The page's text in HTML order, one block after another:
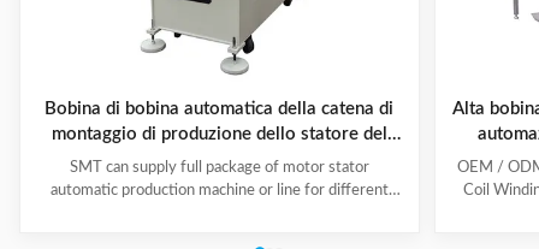
Bobina di bobina automatica della catena di
montaggio di produzione dello statore del
motore del compressore e macchina di
inserimento
SMT can supply full package of motor stator
automatic production machine or line for different
Alta
OEM /
Coil